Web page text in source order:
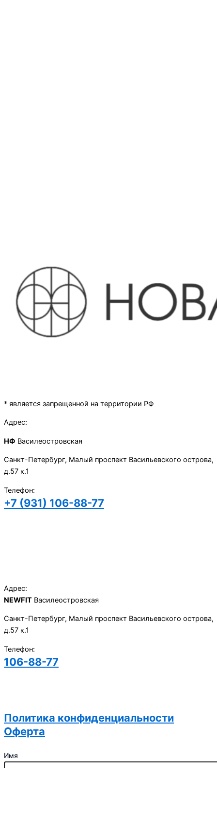
* является запрещенной на территории РФ
Адрес:
НФ Василеостровская
Санкт-Петербург, Малый проспект Васильевского острова,
д.57 к.1
Телефон:
+7 (931) 106-88-77
Адрес:
NEWFIT Василеостровская
Санкт-Петербург, Малый проспект Васильевского острова,
д.57 к.1
Телефон:
106-88-77
Политика конфиденциальности
Оферта
Имя